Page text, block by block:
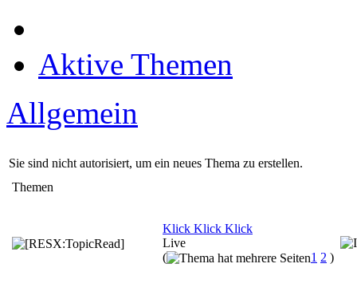
Aktive Themen
Allgemein
Sie sind nicht autorisiert, um ein neues Thema zu erstellen.
Themen
Klick Klick Klick
Live
(
1 2 )